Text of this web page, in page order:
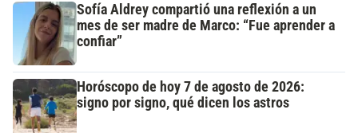
Sofía Aldrey compartió una reflexión a un
mes de ser madre de Marco: “Fue aprender a
confiar”
Horóscopo de hoy 7 de agosto de 2026:
signo por signo, qué dicen los astros